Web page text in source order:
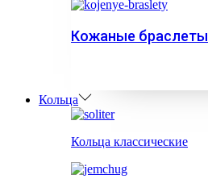
Кожаные браслеты
Кольца
Кольца классические